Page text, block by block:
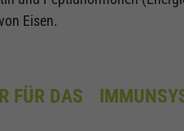
Eisen.
FÜR DAS